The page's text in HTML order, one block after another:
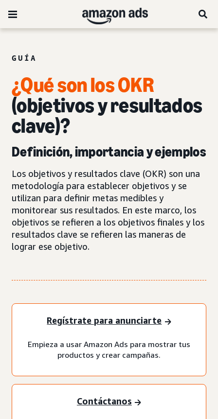
GUÍA
¿Qué son los OKR
(objetivos y resultados
clave)?
Definición, importancia y ejemplos
Los objetivos y resultados clave (OKR) son una
metodología para establecer objetivos y se
utilizan para definir metas medibles y
monitorear sus resultados. En este marco, los
objetivos se refieren a los objetivos finales y los
resultados clave se refieren las maneras de
lograr ese objetivo.
Regístrate para anunciarte
Empieza a usar Amazon Ads para mostrar tus
productos y crear campañas.
Contáctanos